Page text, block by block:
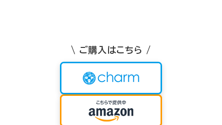
\ ご購入はこちら /